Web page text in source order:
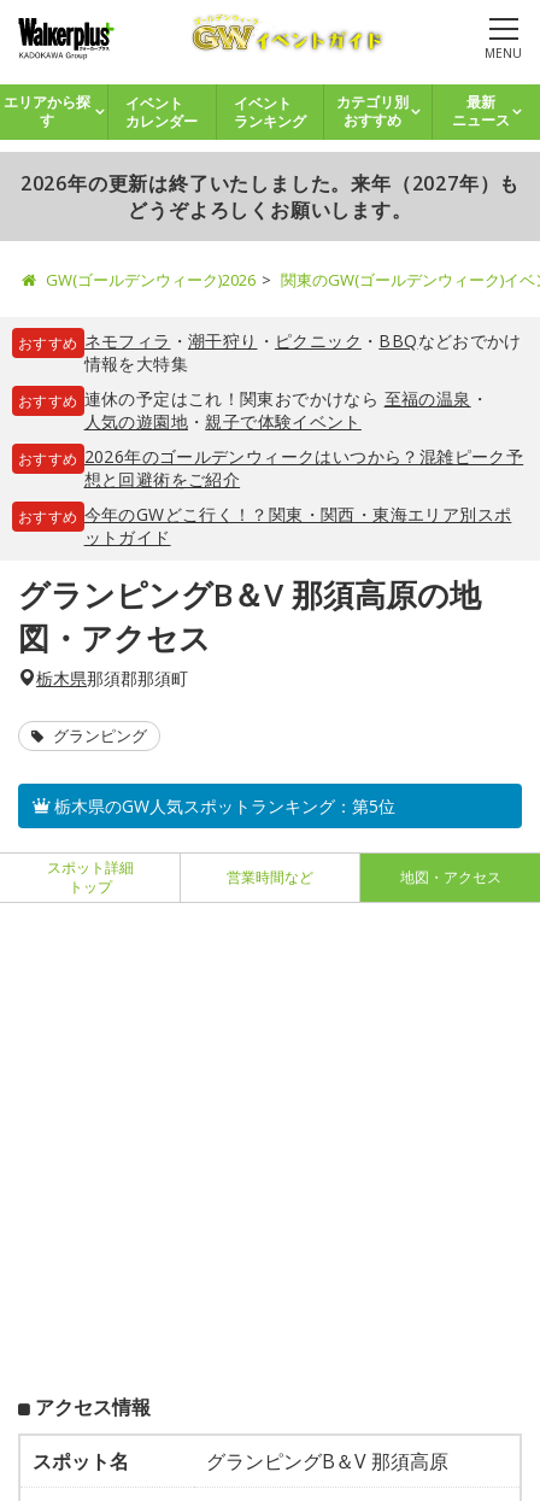
MENU
エリアから探
す
イベント
カレンダー
イベント
ランキング
カテゴリ別
おすすめ
最新
ニュース
2026年の更新は終了いたしました。来年（2027年）も
どうぞよろしくお願いします。
GW(ゴールデンウィーク)2026 関東のGW(ゴールデンウィーク)イ
おすすめ ネモフィラ ・ 潮干狩り ・ ピクニック ・ BBQなどおでかけ
情報を大特集
おすすめ 連休の予定はこれ！関東おでかけなら 至福の温泉 ・
人気の遊園地・親子で体験イベント
おすすめ 2026年のゴールデンウィークはいつから？混雑ピーク予
想と回避術をご紹介
おすすめ 今年のGWどこ行く！？関東・関西・東海エリア別スポ
ットガイド
グランピングB＆V 那須高原の地
図・アクセス
栃木県那須郡那須町
グランピング
栃木県のGW人気スポットランキング：第5位
スポット詳細
トップ
営業時間など 地図・アクセス
アクセス情報
スポット名
グランピングB＆V 那須高原